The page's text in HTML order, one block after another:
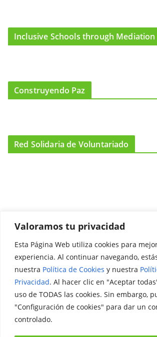
Valoramos tu privacidad
Esta Página Web utiliza cookies para
experiencia. Al continuar navegando,
nuestra Política de Cookies y nuestra
Privacidad. Al hacer clic en "Aceptar
uso de TODAS las cookies. Sin embargo,
"Configuración de cookies" para dar un
controlado.
Inclusive Schools through Mediation
Construyendo Paz
Red Solidaria de Voluntariado
Promociónate
Legal
Aviso Legal
Política de Privacidad
Política de Cookies